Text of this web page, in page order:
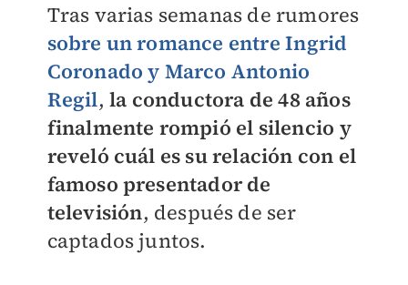
Tras varias semanas de rumores
sobre un romance entre Ingrid
Coronado y Marco Antonio
Regil, la conductora de 48 años
finalmente rompió el silencio y
reveló cuál es su relación con el
famoso presentador de
televisión, después de ser
captados juntos.